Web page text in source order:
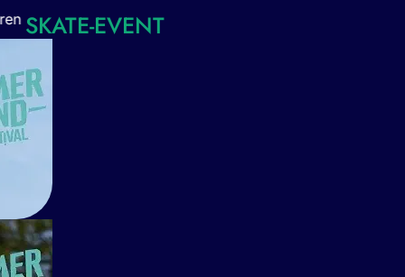
SKATE-EVENT